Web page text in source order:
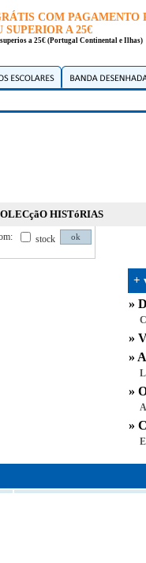
COM PAGAMENTO
A 25€
a 25€ (Portugal Continental e Ilhas)
HISTóRIAS
stock
+
»
»
»
»
»